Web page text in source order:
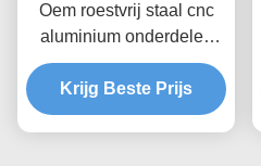
Oem roestvrij staal cnc
aluminium onderdelen
voor drone elektronische
Krijg Beste Prijs